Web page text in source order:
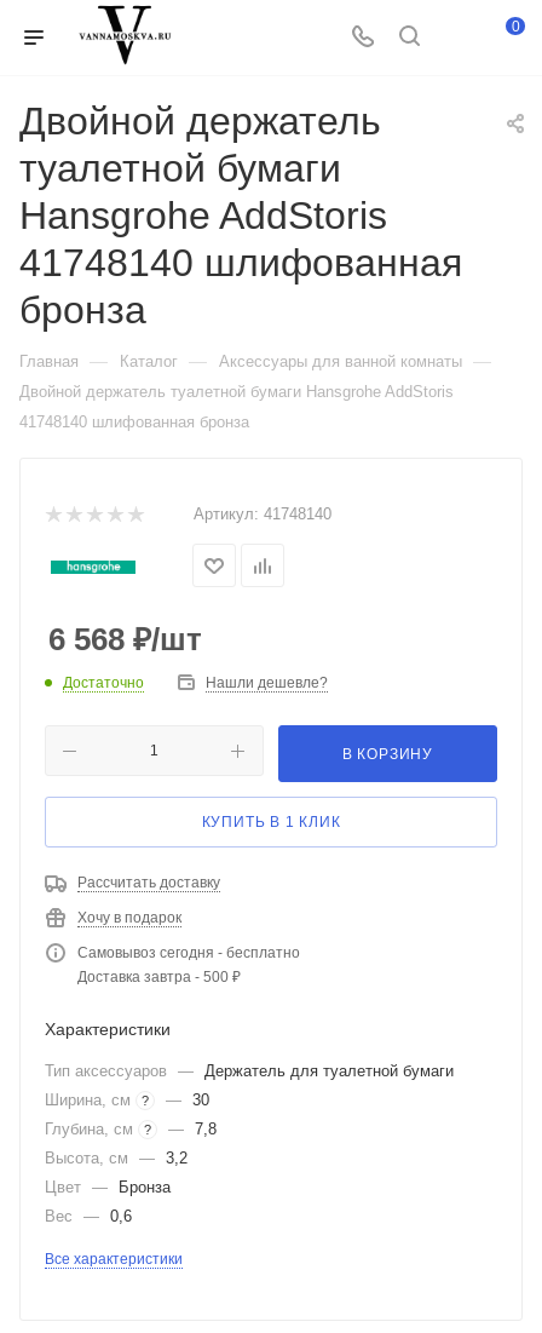
0
Двойной держатель
туалетной бумаги
Hansgrohe AddStoris
41748140 шлифованная
бронза
Главная — Каталог — Аксессуары для ванной комнаты —
Двойной держатель туалетной бумаги Hansgrohe AddStoris
41748140 шлифованная бронза
Артикул: 41748140
6 568 ₽/шт
Достаточно Нашли дешевле?
В КОРЗИНУ
КУПИТЬ В 1 КЛИК
Рассчитать доставку
Хочу в подарок
Самовывоз сегодня - бесплатно
Доставка завтра - 500 ₽
Характеристики
Тип аксессуаров — Держатель для туалетной бумаги
Ширина, см
? — 30
Глубина, см
? — 7,8
Высота, см
— 3,2
Цвет —
Бронза
Вес
— 0,6
Все характеристики